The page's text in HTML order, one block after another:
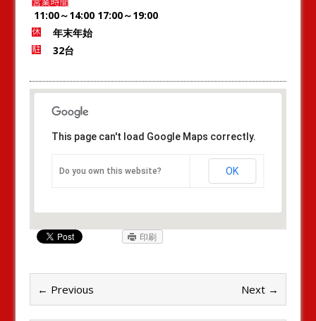
11:00～14:00 17:00～19:00
年末年始
32台
This page can't load Google Maps correctly.
Do you own this website? OK
印刷
← Previous Next →